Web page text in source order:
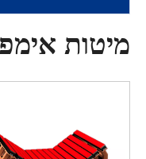
מיטות